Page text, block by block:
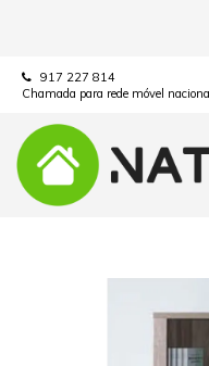
917 227 814
Chamada para rede móvel nacional